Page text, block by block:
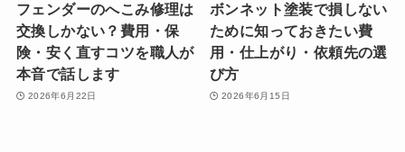
フェンダーのへこみ修理は
交換しかない？費用・保
険・安く直すコツを職人が
本音で話します
2026年6月22日
ボンネット塗装で損しない
ために知っておきたい費
用・仕上がり・依頼先の選
び方
2026年6月15日